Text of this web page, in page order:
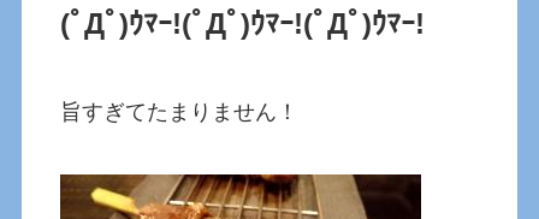
(ﾟДﾟ)ｳﾏｰ!(ﾟДﾟ)ｳﾏｰ!(ﾟДﾟ)ｳﾏｰ!
旨すぎてたまりません！